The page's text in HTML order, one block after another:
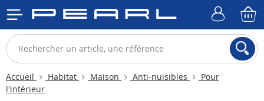
Accueil Habitat Maison Anti-nuisibles
Pour
l'intérieur